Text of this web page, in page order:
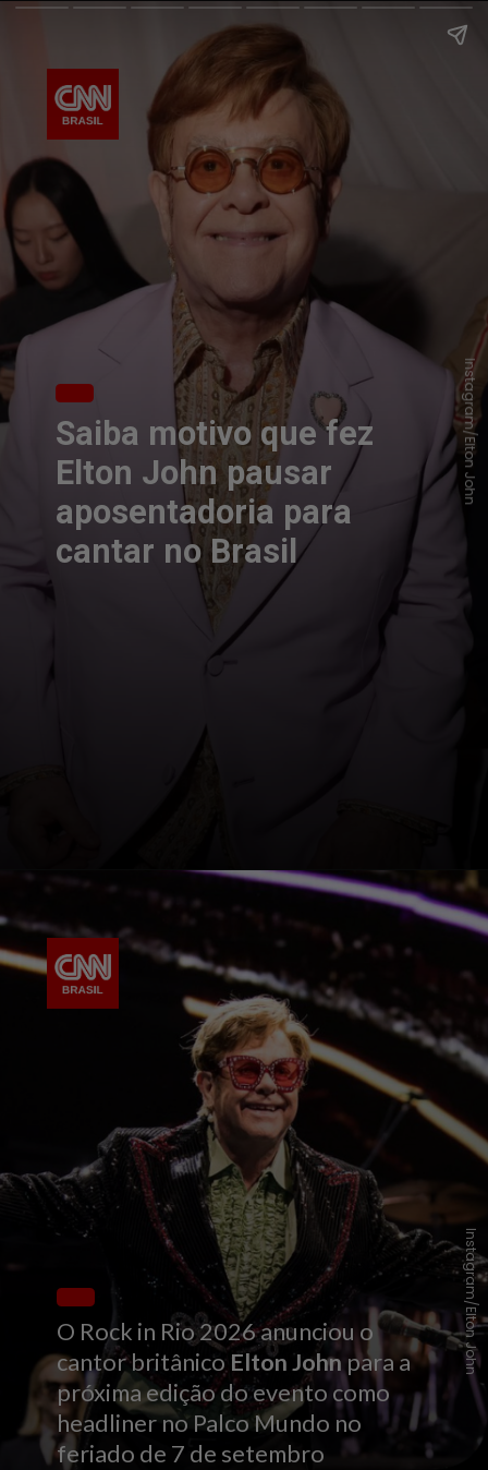
Saiba motivo que fez
Elton John pausar
aposentadoria para
cantar no Brasil
Instagram/Elton John
O Rock in Rio 2026 anunciou o
cantor britânico Elton John para a
próxima edição do evento como
headliner no Palco Mundo no
feriado de 7 de setembro
Instagram/Elton John